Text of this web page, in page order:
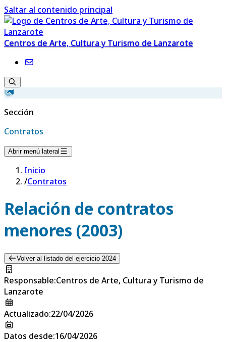
Saltar al contenido principal
Centros de Arte, Cultura y Turismo de Lanzarote
Sección
Contratos
Abrir menú lateral
Inicio
/Contratos
Relación de contratos
menores (2003)
Volver al listado del ejercicio 2024
Responsable:Centros de Arte, Cultura y Turismo de
Lanzarote
Actualizado:22/04/2026
Datos desde:16/04/2026